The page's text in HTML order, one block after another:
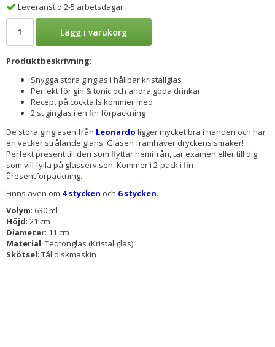
Leveranstid 2-5 arbetsdagar
Lägg i varukorg
Produktbeskrivning:
Snygga stora ginglas i hållbar kristallglas
Perfekt för gin & tonic och andra goda drinkar
Recept på cocktails kommer med
2 st ginglas i en fin förpackning
De stora ginglasen från Leonardo ligger mycket bra i handen och har
en vacker strålande glans. Glasen framhäver dryckens smaker!
Perfekt present till den som flyttar hemifrån, tar examen eller till dig
som vill fylla på glasservisen. Kommer i 2-pack i fin
åresentförpackning.
Finns även om 4 stycken och 6 stycken.
Volym: 630 ml
Höjd: 21 cm
Diameter: 11 cm
Material: Teqtonglas (Kristallglas)
Skötsel: Tål diskmaskin